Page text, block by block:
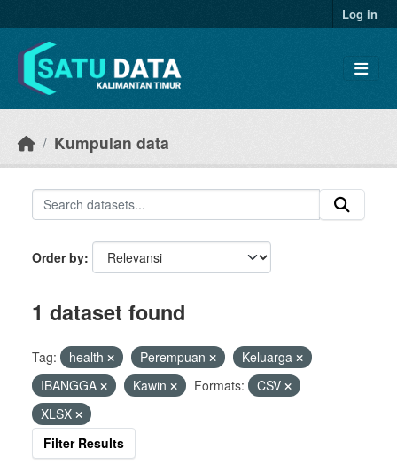
Log in
Kumpulan data
Order by
1 dataset found
Tag: health Perempuan
Keluarga
IBANGGA
Kawin Formats:
CSV
XLSX
Filter Results